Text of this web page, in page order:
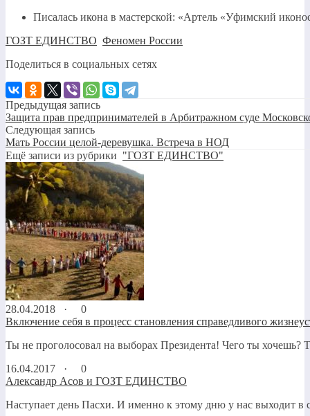
Писалась икона в мастерской: «Артель «Уфимский
ГОЗТ ЕДИНСТВО Феномен России
Поделиться в социальных сетях
Предыдущая запись
Защита прав предпринимателей в Арбитражном суде
Следующая запись
Мать России целой-деревушка. Встреча в НОД
Ещё записи из рубрики "ГОЗТ ЕДИНСТВО"
28.04.2018 ·
0
Включение себя в процесс становления справедливого
Ты не проголосовал на выборах Президента! Чего ты хочешь?
16.04.2017 ·
0
Александр Асов и ГОЗТ ЕДИНСТВО
Наступает день Пасхи. И именно к этому дню у нас выходит в